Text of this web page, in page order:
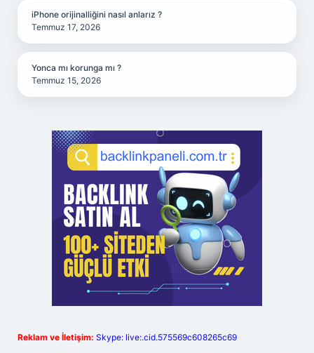
iPhone orijinalliğini nasıl anlarız ?
Temmuz 17, 2026
Yonca mı korunga mı ?
Temmuz 15, 2026
Reklam ve İletişim: Skype: live:.cid.575569c608265c69